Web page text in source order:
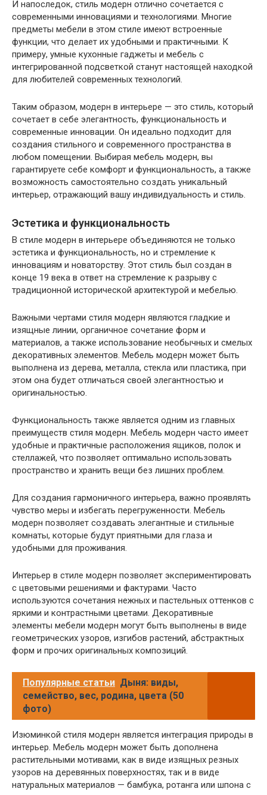
И напоследок, стиль модерн отлично сочетается с
современными инновациями и технологиями. Многие
предметы мебели в этом стиле имеют встроенные
функции, что делает их удобными и практичными. К
примеру, умные кухонные гаджеты и мебель с
интегрированной подсветкой станут настоящей находкой
для любителей современных технологий.
Таким образом, модерн в интерьере — это стиль, который
сочетает в себе элегантность, функциональность и
современные инновации. Он идеально подходит для
создания стильного и современного пространства в
любом помещении. Выбирая мебель модерн, вы
гарантируете себе комфорт и функциональность, а также
возможность самостоятельно создать уникальный
интерьер, отражающий вашу индивидуальность и стиль.
Эстетика и функциональность
В стиле модерн в интерьере объединяются не только
эстетика и функциональность, но и стремление к
инновациям и новаторству. Этот стиль был создан в
конце 19 века в ответ на стремление к разрыву с
традиционной исторической архитектурой и мебелью.
Важными чертами стиля модерн являются гладкие и
изящные линии, органичное сочетание форм и
материалов, а также использование необычных и смелых
декоративных элементов. Мебель модерн может быть
выполнена из дерева, металла, стекла или пластика, при
этом она будет отличаться своей элегантностью и
оригинальностью.
Функциональность также является одним из главных
преимуществ стиля модерн. Мебель модерн часто имеет
удобные и практичные расположения ящиков, полок и
стеллажей, что позволяет оптимально использовать
пространство и хранить вещи без лишних проблем.
Для создания гармоничного интерьера, важно проявлять
чувство меры и избегать перегруженности. Мебель
модерн позволяет создавать элегантные и стильные
комнаты, которые будут приятными для глаза и
удобными для проживания.
Интерьер в стиле модерн позволяет экспериментировать
с цветовыми решениями и фактурами. Часто
используются сочетания нежных и пастельных оттенков с
яркими и контрастными цветами. Декоративные
элементы мебели модерн могут быть выполнены в виде
геометрических узоров, изгибов растений, абстрактных
форм и прочих оригинальных композиций.
Популярные статьи Дыня: виды,
семейство, вес, родина, цвета (50
фото)
Изюминкой стиля модерн является интеграция природы в
интерьер. Мебель модерн может быть дополнена
растительными мотивами, как в виде изящных резных
узоров на деревянных поверхностях, так и в виде
натуральных материалов — бамбука, ротанга или шпона с